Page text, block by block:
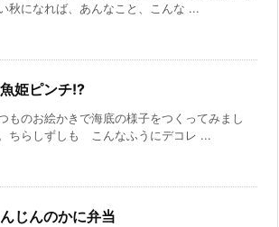
秋になれば、あんなこと、こんな ...
姫ピンチ!?
ものお絵かきで海底の様子をつくってみまし
ちらしずしも こんなふうにデコレ ...
じんのかに弁当